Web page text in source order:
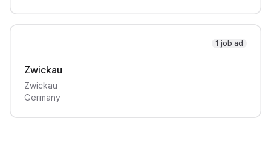
1 job ad
Zwickau
Zwickau
Germany